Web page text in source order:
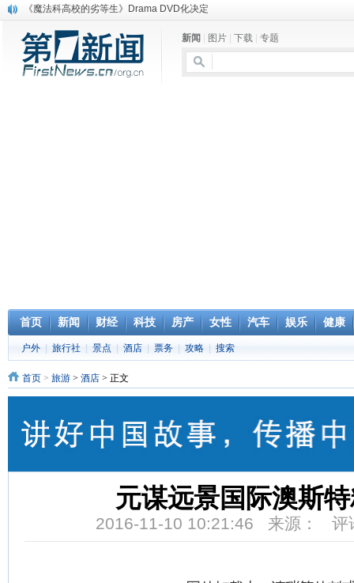
电信运营商“血战”校园
保健品也能吃出一身病? 康宝莱员工自揭多项家丑
煤价"跳水"电企利润"蹦高" 电煤联动亟待完善
苹果公司自建太阳能电厂为数据中心供电
新闻 图片 下载 专题
首页 新闻 财经 科技 房产 女性 汽车 娱乐 健康
户外 旅行社 景点 酒店 票务 攻略 搜索
首页 > 旅游 > 酒店 > 正文
元谋远景国际澳斯
2016-11-10 10:21:46 来源： 评